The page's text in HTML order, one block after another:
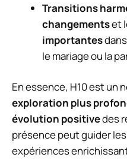
Transitions
changementset
importantes
le mariage ou la
En essence, H10 est un
exploration plus
évolution positivedes
présence peut guider
expériences